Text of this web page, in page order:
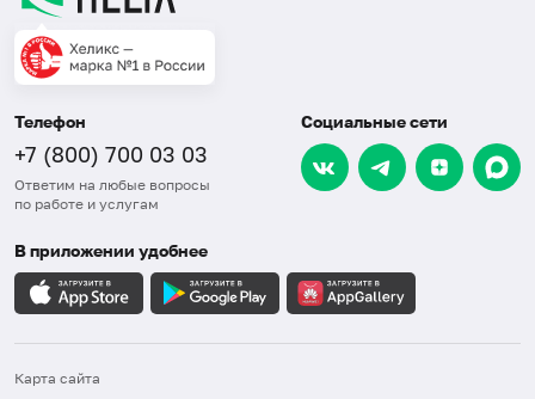
Телефон
+7 (800) 700 03 03
Ответим на любые вопросы
по работе и услугам
Социальные сети
В приложении удобнее
Карта сайта